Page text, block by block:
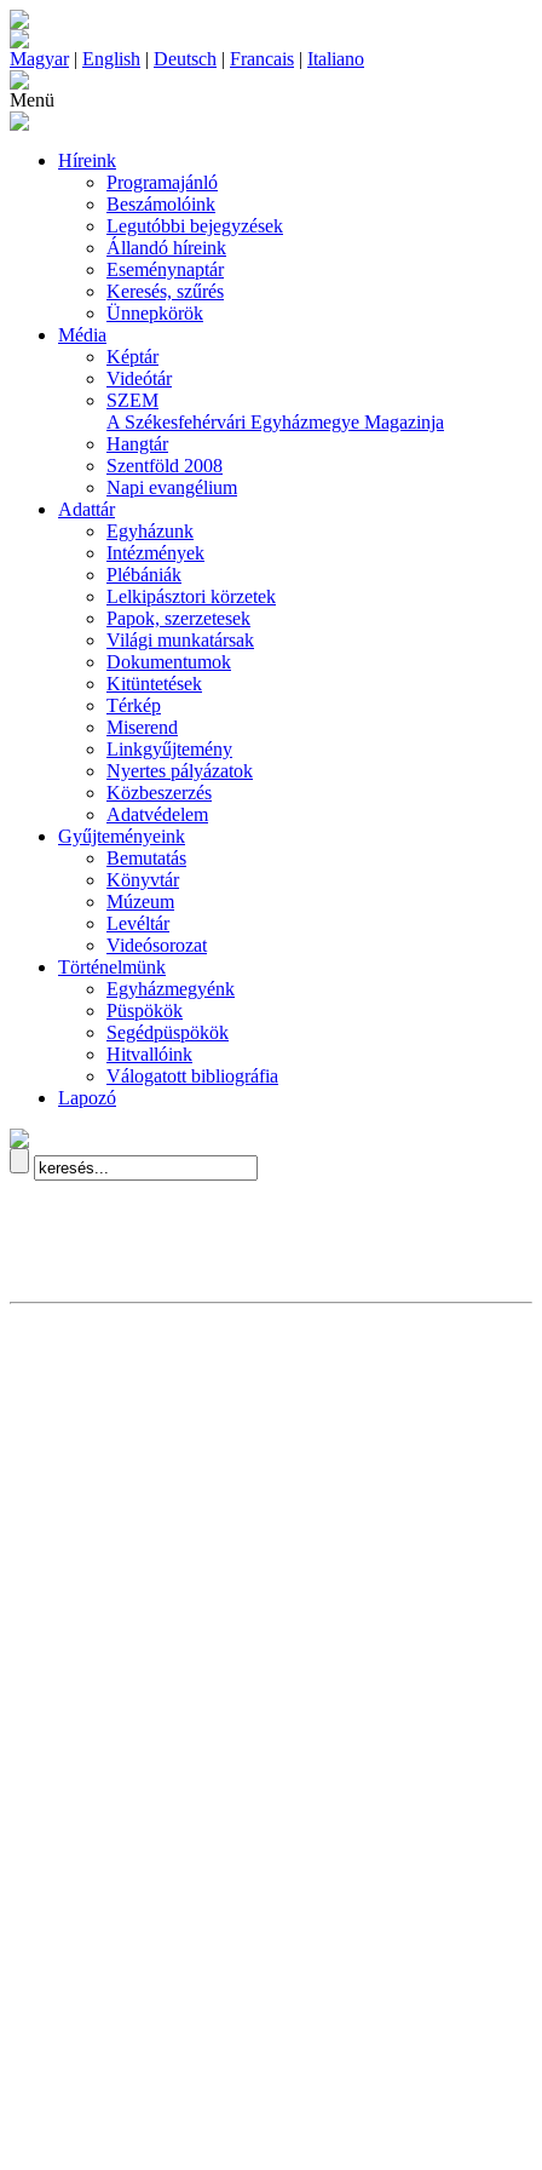
Magyar| English | Deutsch | Francais | Italiano
Menü
Híreink
Programajánló
Beszámolóink
Legutóbbi bejegyzések
Állandó híreink
Eseménynaptár
Keresés, szűrés
Ünnepkörök
Média
Képtár
Videótár
SZEM
A Székesfehérvári Egyházmegye Magazinja
Hangtár
Szentföld 2008
Napi evangélium
Adattár
Egyházunk
Intézmények
Plébániák
Lelkipásztori körzetek
Papok, szerzetesek
Világi munkatársak
Dokumentumok
Kitüntetések
Térkép
Miserend
Linkgyűjtemény
Nyertes pályázatok
Közbeszerzés
Adatvédelem
Gyűjteményeink
Bemutatás
Könyvtár
Múzeum
Levéltár
Videósorozat
Történelmünk
Egyházmegyénk
Püspökök
Segédpüspökök
Hitvallóink
Válogatott bibliográfia
Lapozó